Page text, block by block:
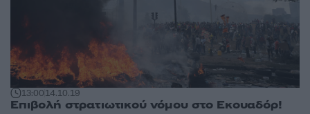
13:0014.10.19
Επιβολή στρατιωτικού νόμου στο Εκουαδόρ!